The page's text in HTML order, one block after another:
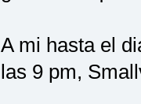
A mi hasta el
las 9 pm,